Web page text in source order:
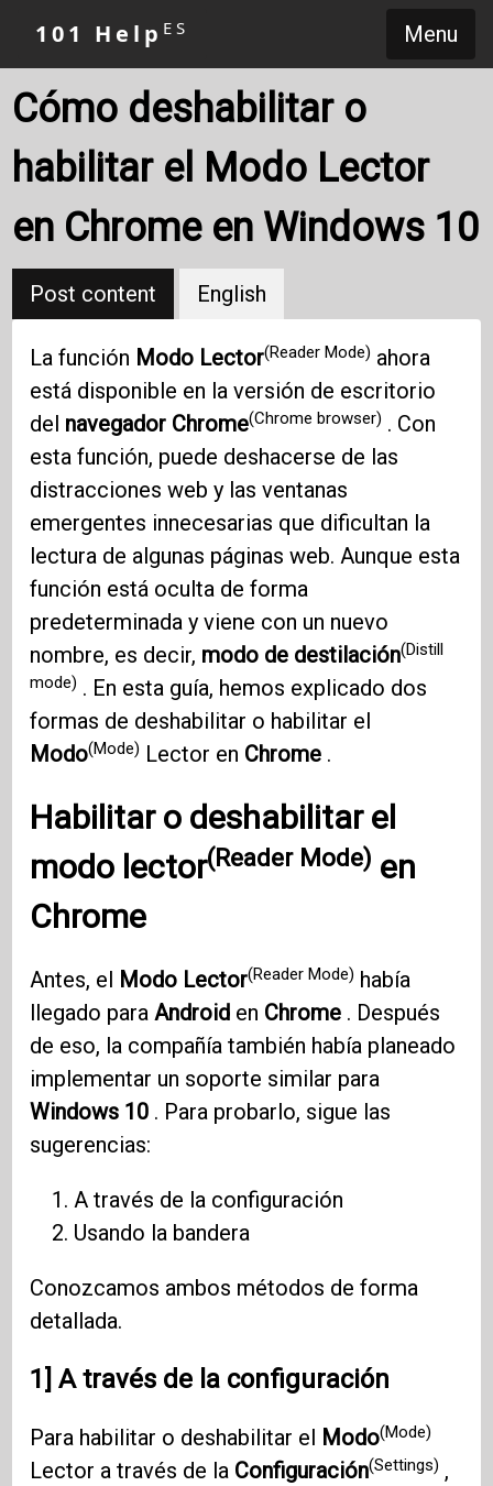
Menu
101 Help ES
Cómo deshabilitar o
habilitar el Modo Lector
en Chrome en Windows 10
Post content English
La función Modo Lector(Reader Mode) ahora
está disponible en la versión de escritorio
del navegador Chrome(Chrome browser) . Con
esta función, puede deshacerse de las
distracciones web y las ventanas
emergentes innecesarias que dificultan la
lectura de algunas páginas web. Aunque esta
función está oculta de forma
predeterminada y viene con un nuevo
nombre, es decir, modo de destilación(Distill
mode) . En esta guía, hemos explicado dos
formas de deshabilitar o habilitar el
Modo(Mode) Lector en Chrome .
Habilitar o deshabilitar el
modo lector(Reader Mode) en
Chrome
Antes, el Modo Lector(Reader Mode) había
llegado paraAndroid en Chrome . Después
de eso, la compañía también había planeado
implementar un soporte similar para
Windows 10 . Para probarlo, sigue las
sugerencias:
A través de la configuración
Usando la bandera
Conozcamos ambos métodos de forma
detallada.
1] A través de la configuración
Para habilitar o deshabilitar el Modo(Mode)
Lector a través de la Configuración(Settings) ,